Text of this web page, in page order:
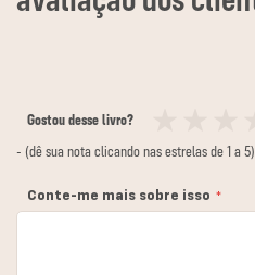
Gostou desse livro?
12
3
4
5
- (dê sua nota clicando nas estrelas de 1 a 5)
Conte-me mais sobre isso